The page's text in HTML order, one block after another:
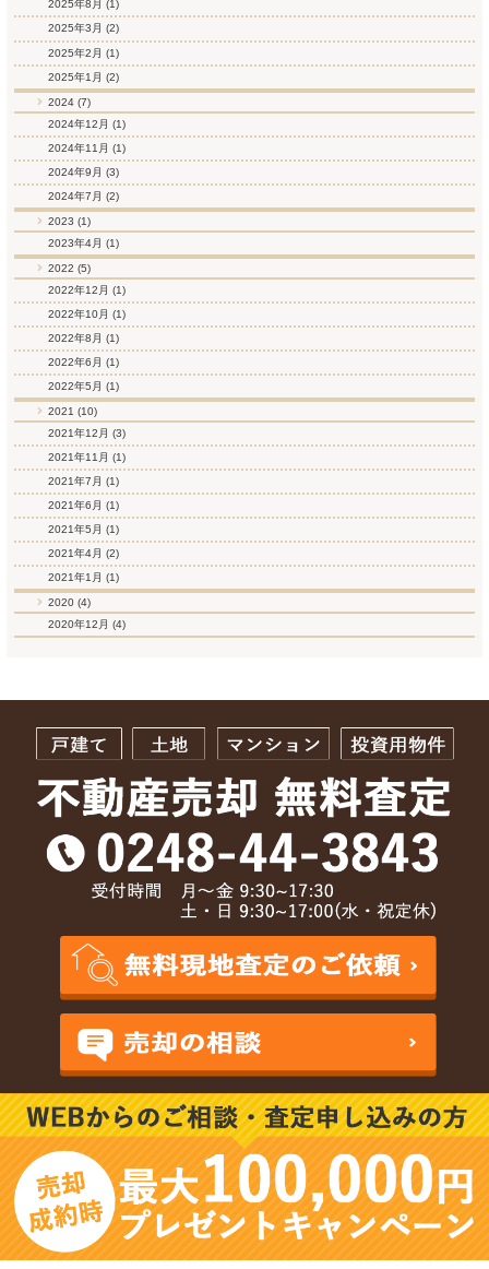
2025年8月 (1)
2025年3月 (2)
2025年2月 (1)
2025年1月 (2)
2024 (7)
2024年12月 (1)
2024年11月 (1)
2024年9月 (3)
2024年7月 (2)
2023 (1)
2023年4月 (1)
2022 (5)
2022年12月 (1)
2022年10月 (1)
2022年8月 (1)
2022年6月 (1)
2022年5月 (1)
2021 (10)
2021年12月 (3)
2021年11月 (1)
2021年7月 (1)
2021年6月 (1)
2021年5月 (1)
2021年4月 (2)
2021年1月 (1)
2020 (4)
2020年12月 (4)